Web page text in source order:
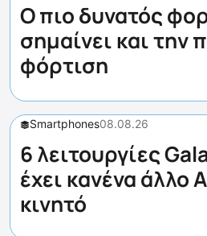
Ο πιο δυνατός
σημαίνει και την
φόρτιση
Smartphones08.08.26
6 λειτουργίες
έχει κανένα άλλο
κινητό